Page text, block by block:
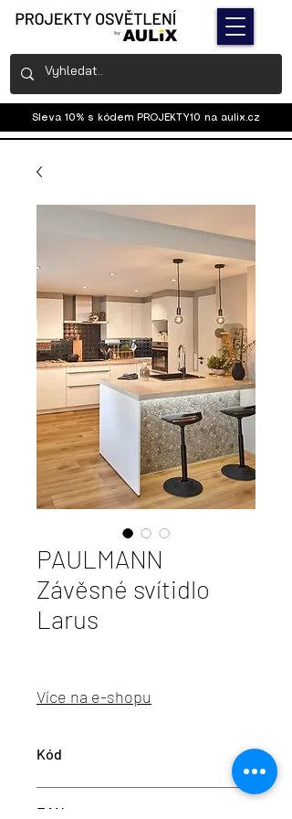
Sleva 10% s kódem PROJEKTY10 na aulix.cz
PAULMANN
Závěsné svítidlo
Larus
Více na e-shopu
Kód
EAN